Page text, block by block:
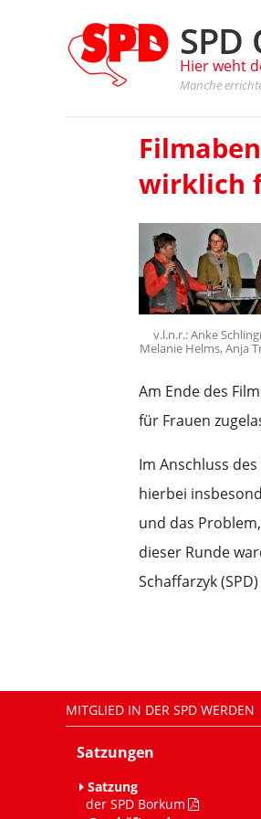
Hier weht
Manche
wirklich
v.l.n.r.: Anke
Melanie Helms, Anja
Am Ende des
für Frauen
Im Anschluss
hierbei
und das
dieser Runde
Schaffarzyk
MITGLIED IN DER SPD WERDEN
Satzungen
Satzung
der SPD Borkum